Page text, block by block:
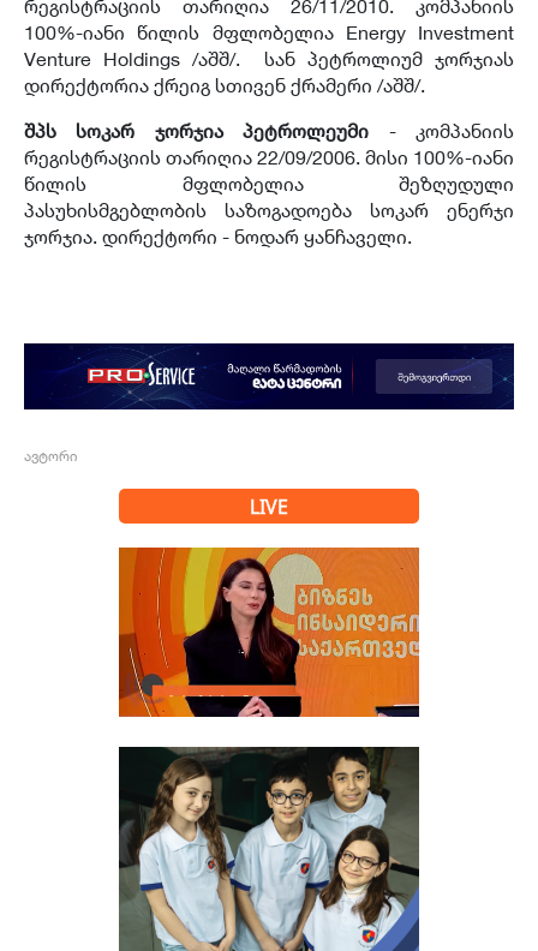
რეგისტრაციის თარიღია 26/11/2010. კომპანიის
100%-იანი წილის მფლობელია Energy Investment
Venture Holdings /აშშ/. სან პეტროლიუმ ჯორჯიას
დირექტორია ქრეიგ სთივენ ქრამერი /აშშ/.
შპს სოკარ ჯორჯია პეტროლეუმი - კომპანიის
რეგისტრაციის თარიღია 22/09/2006. მისი 100%-იანი
წილის მფლობელია შეზღუდული
პასუხისმგებლობის საზოგადოება სოკარ ენერჯი
ჯორჯია. დირექტორი - ნოდარ ყანჩაველი.
ავტორი
LIVE